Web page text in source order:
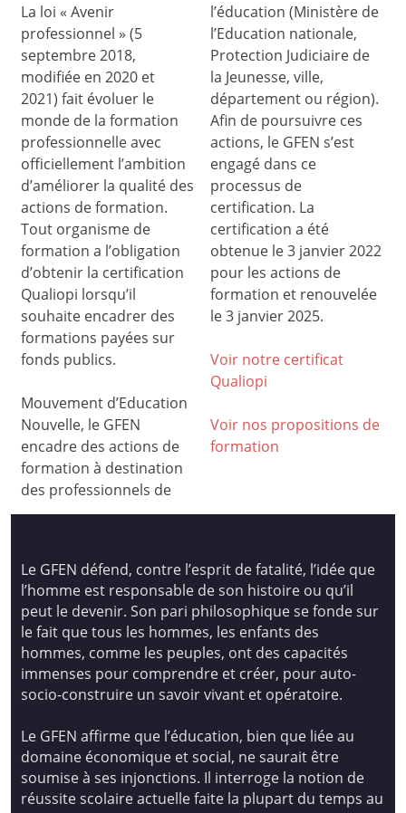
La loi « Avenir
professionnel » (5
septembre 2018,
modifiée en 2020 et
2021) fait évoluer le
monde de la formation
professionnelle avec
officiellement l’ambition
d’améliorer la qualité des
actions de formation.
Tout organisme de
formation a l’obligation
d’obtenir la certification
Qualiopi lorsqu’il
souhaite encadrer des
formations payées sur
fonds publics.
Mouvement d’Education
Nouvelle, le GFEN
encadre des actions de
formation à destination
des professionnels de
l’éducation (Ministère de
l’Education nationale,
Protection Judiciaire de
la Jeunesse, ville,
département ou région).
Afin de poursuivre ces
actions, le GFEN s’est
engagé dans ce
processus de
certification. La
certification a été
obtenue le 3 janvier 2022
pour les actions de
formation et renouvelée
le 3 janvier 2025.
Voir notre certificat
Qualiopi
Voir nos propositions de
formation
Le GFEN défend, contre l’esprit de fatalité, l’idée que
l’homme est responsable de son histoire ou qu’il
peut le devenir. Son pari philosophique se fonde sur
le fait que tous les hommes, les enfants des
hommes, comme les peuples, ont des capacités
immenses pour comprendre et créer, pour auto-
socio-construire un savoir vivant et opératoire.
Le GFEN affirme que l’éducation, bien que liée au
domaine économique et social, ne saurait être
soumise à ses injonctions. Il interroge la notion de
réussite scolaire actuelle faite la plupart du temps au